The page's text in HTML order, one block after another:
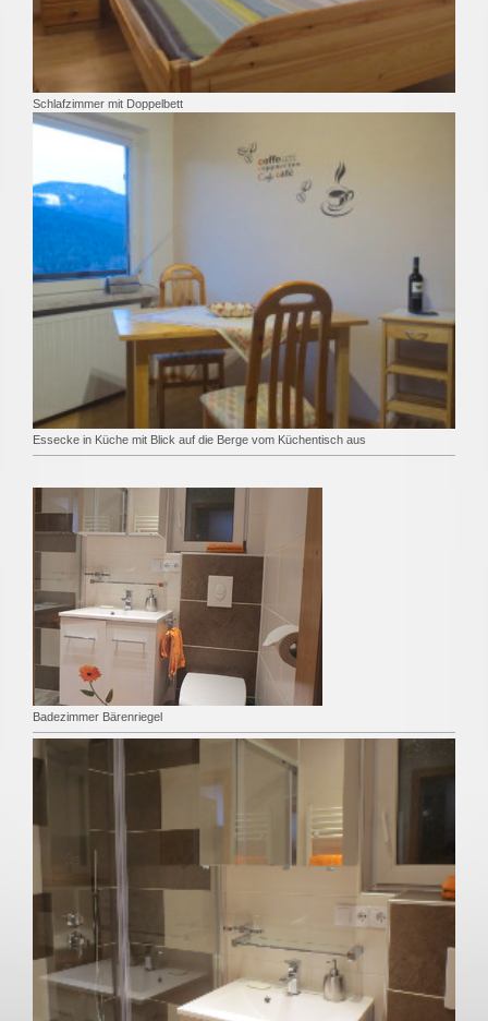
Schlafzimmer mit Doppelbett
Essecke in Küche mit Blick auf die Berge vom Küchentisch aus
Badezimmer Bärenriegel